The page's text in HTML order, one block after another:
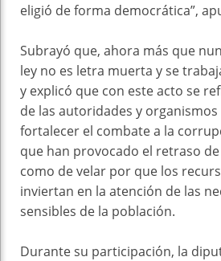
eligió de forma democrática”,
Subrayó que, ahora más que
ley no es letra muerta y se
y explicó que con este acto se
de las autoridades y
fortalecer el combate a la
que han provocado el retraso
como de velar por que los
inviertan en la atención de las
sensibles de la población.
Durante su participación, la